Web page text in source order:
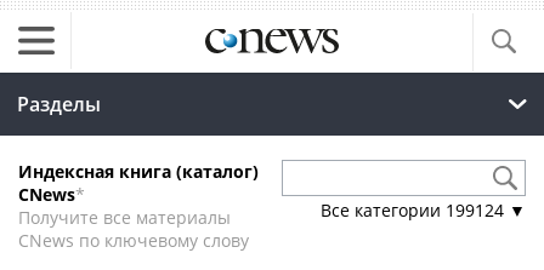
Разделы
Индексная книга (каталог)
CNews*
Получите все материалы
CNews по ключевому слову
Все категории 199124 ▼